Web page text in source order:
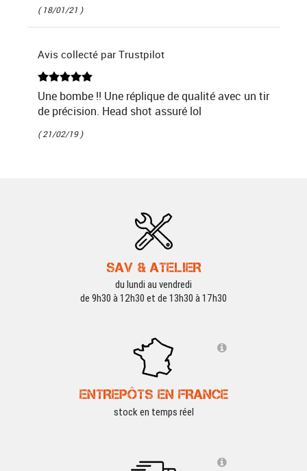
( 18/01/21 )
Avis collecté par Trustpilot
Une bombe !! Une réplique de qualité avec un tir
de précision. Head shot assuré lol
( 21/02/19 )
SAV & ATELIER
du lundi au vendredi
de 9h30 à 12h30 et de 13h30 à 17h30
ENTREPÔTS EN FRANCE
stock en temps réel